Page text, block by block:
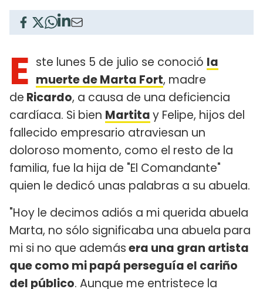
E ste lunes 5 de julio se conoció la
muerte de Marta Fort, madre
de Ricardo, a causa de una deficiencia
cardíaca. Si bien Martitay Felipe, hijos del
fallecido empresario atraviesan un
doloroso momento, como el resto de la
familia, fue la hija de "El Comandante"
quien le dedicó unas palabras a su abuela.
"Hoy le decimos adiós a mi querida abuela
Marta, no sólo significaba una abuela para
mi si no que ademásera una gran artista
que como mi papá perseguía el cariño
del público. Aunque me entristece la